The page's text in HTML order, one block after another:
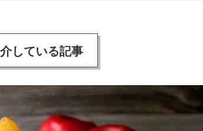
している記事